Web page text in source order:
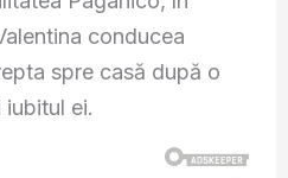
conducea
spre casă după o
ei.